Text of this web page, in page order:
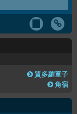
質多羅童子
角宿